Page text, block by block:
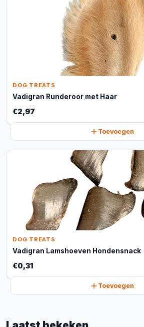
DOG TREATS
Vadigran Runderoor met Haar
€2,97
Toevoegen
DOG TREATS
Vadigran Lamshoeven Hondensnack
€0,31
Toevoegen